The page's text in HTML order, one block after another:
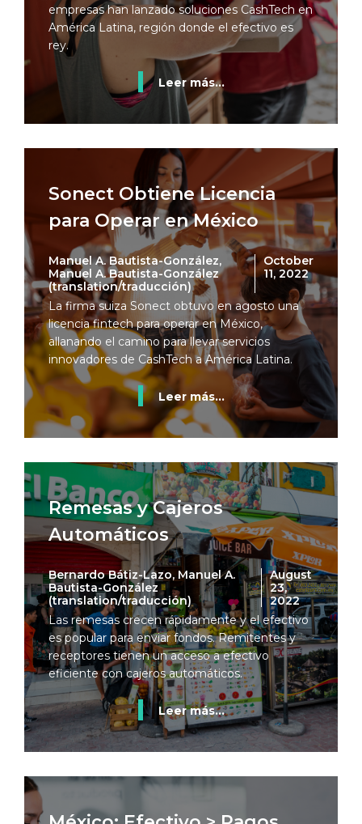
empresas han lanzado soluciones CashTech en
América Latina, región donde el efectivo es
rey.
Leer más...
Sonect Obtiene Licencia
para Operar en México
Manuel A. Bautista-González,
Manuel A. Bautista-González
(translation/traducción)
October
11, 2022
La firma suiza Sonect obtuvo en agosto una
licencia fintech para operar en México,
allanando el camino para llevar servicios
innovadores de CashTech a América Latina.
Leer más...
Remesas y Cajeros
Automáticos
Bernardo Bátiz-Lazo, Manuel A.
Bautista-González
(translation/traducción)
August
23,
2022
Las remesas crecen rápidamente y el efectivo
es popular para enviar fondos. Remitentes y
receptores tienen un acceso a efectivo
eficiente con cajeros automáticos.
Leer más...